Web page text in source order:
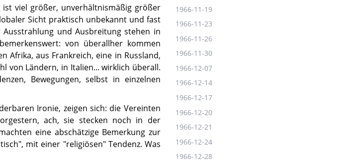
1966-11-19
1966-11-23
1966-11-26
1966-11-30
1966-12-07
1966-12-14
1966-12-17
1966-12-20
1966-12-21
1966-12-24
1966-12-28
ist viel größer, unverhältnismäßig größer
Sicht praktisch unbekannt und fast
und Ausbreitung stehen in
von überallher kommen
Afrika, aus Frankreich, eine in Russland,
von Ländern, in Italien... wirklich überall.
Bewegungen, selbst in einzelnen
Ironie, zeigen sich: die Vereinten
ach, sie stecken noch in der
eine abschätzige Bemerkung zur
mit einer "religiösen" Tendenz. Was